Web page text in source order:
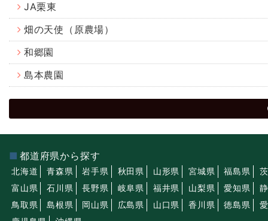
JA栗東
畑の天使（原農場）
和郷園
島本農園
都道府県から探す
北海道 青森県 岩手県 秋田県 山形県 宮城県 福島県
富山県
石川県 長野県 岐阜県 福井県 山梨県 愛知県
鳥取県
島根県 岡山県 広島県 山口県 香川県 徳島県